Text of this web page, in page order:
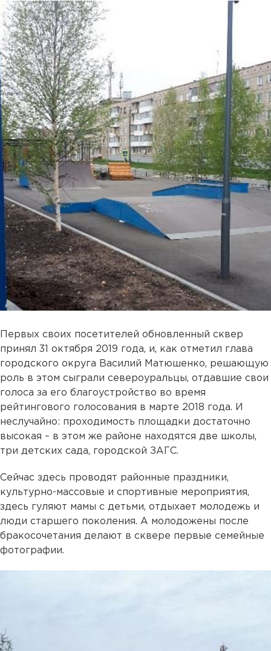
Первых своих посетителей обновленный сквер
принял 31 октября 2019 года, и, как отметил глава
городского округа Василий Матюшенко, решающую
роль в этом сыграли североуральцы, отдавшие свои
голоса за его благоустройство во время
рейтингового голосования в марте 2018 года. И
неслучайно: проходимость площадки достаточно
высокая – в этом же районе находятся две школы,
три детских сада, городской ЗАГС.
Сейчас здесь проводят районные праздники,
культурно-массовые и спортивные мероприятия,
здесь гуляют мамы с детьми, отдыхает молодежь и
люди старшего поколения. А молодожены после
бракосочетания делают в сквере первые семейные
фотографии.